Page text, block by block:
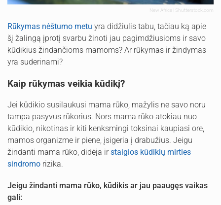
New Africa | Shutterstock.com
Rūkymas nėštumo metu yra didžiulis tabu, tačiau ką apie
šį žalingą įprotį svarbu žinoti jau pagimdžiusioms ir savo
kūdikius žindančioms mamoms? Ar rūkymas ir žindymas
yra suderinami?
Kaip rūkymas veikia kūdikį?
Jei kūdikio susilaukusi mama rūko, mažylis ne savo noru
tampa pasyvus rūkorius. Nors mama rūko atokiau nuo
kūdikio, nikotinas ir kiti kenksmingi toksinai kaupiasi ore,
mamos organizme ir piene, įsigeria į drabužius. Jeigu
žindanti mama rūko, didėja irstaigios kūdikių mirties
sindromo rizika.
Jeigu žindanti mama rūko, kūdikis ar jau paaugęs vaikas
gali: